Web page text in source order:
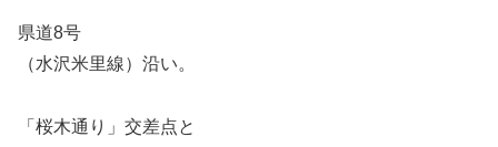
県道8号
（水沢米里線）沿い。
「桜木通り」交差点と